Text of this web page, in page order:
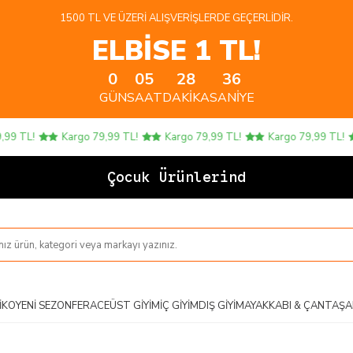
1500 TL VE ÜZERI ALIŞVERIŞLERDE GEÇERLIDIR.
ELBİSE 1 TL!
0
GÜN
05
SAAT
28
DAKIKA
35
SANIYE
Kargo 79,99 TL! Kargo 79,99 TL! Kargo 79,99 TL!
Çocuk Ürünlerinde 4
YENI SEZONFERACEÜST GIYIMİÇ GIYIMDIŞ GIYIMAYAKKABI & ÇANTA